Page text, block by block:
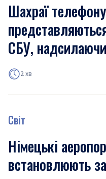
Шахраї
СБУ,
2 хв
Світ
Німецькі
встановлюють